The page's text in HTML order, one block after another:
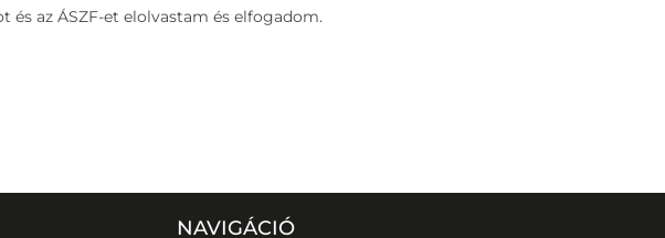
és az ÁSZF-et elolvastam és elfogadom.
NAVIGÁCIÓ